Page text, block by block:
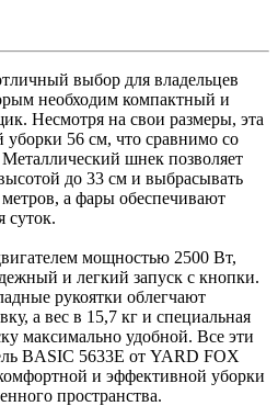
выбор для владельцев
необходим компактный и
Несмотря на свои размеры, эта
56 см, что сравнимо со
шнек позволяет
до 33 см и выбрасывать
метров, а фары обеспечивают
суток.
мощностью 2500 Вт,
и легкий запуск с кнопки.
рукоятки облегчают
а вес в 15,7 кг и специальная
максимально удобной. Все эти
BASIC 5633Е от YARD FOX
и эффективной уборки
пространства.